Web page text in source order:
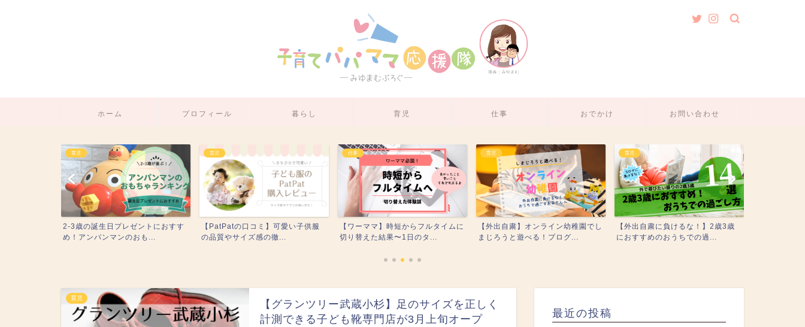
ホーム プロフィール 暮らし 育児 仕事 おでかけ お問い合わせ
育児
2-3歳の誕生日プレゼントにおすす
め！アンパンマンのおも...
育児
【PatPatの口コミ】可愛い子供服
の品質やサイズ感の徹...
仕事
【ワーママ】時短からフルタイムに
切り替えた結果〜1日のタ...
育児
【外出自粛】オンライン幼稚園でし
まじろうと遊べる！プログ...
育児
【外出自粛に負けるな！】2歳3歳
におすすめのおうちでの過...
育児
【グランツリー武蔵小杉】足のサイズを正しく
計測できる子ども靴専門店が3月上旬オープ
最近の投稿